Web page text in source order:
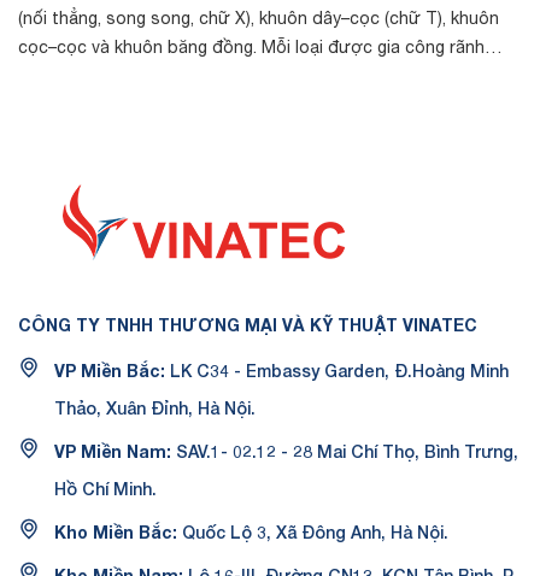
(nối thẳng, song song, chữ X), khuôn dây–cọc (chữ T), khuôn
cọc–cọc và khuôn băng đồng. Mỗi loại được gia công rãnh
CÔNG TY TNHH THƯƠNG MẠI VÀ KỸ THUẬT VINATEC
VP Miền Bắc: LK C34 - Embassy Garden, Đ.Hoàng Minh
Thảo, Xuân Đỉnh, Hà Nội.
VP Miền Nam: SAV.1- 02.12 - 28 Mai Chí Thọ, Bình Trưng,
Hồ Chí Minh.
Kho Miền Bắc: Quốc Lộ 3, Xã Đông Anh, Hà Nội.